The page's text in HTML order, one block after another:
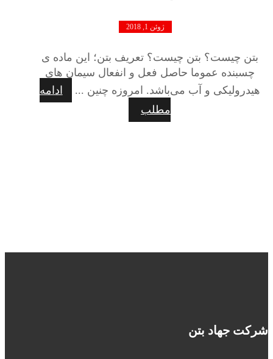
ژوئن 1, 2018
بتن چیست؟ بتن چیست؟ تعریف بتن؛ این ماده ی
چسبنده عموما حاصل فعل و انفعال سیمان های
هیدرولیکی و آب می‌باشد. امروزه چنین ...
ادامه
مطلب
شرکت جهاد بتن